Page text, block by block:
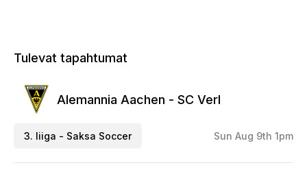
Tulevat tapahtumat
Alemannia Aachen - SC Verl
3. liiga - Saksa Soccer Sun Aug 9th 1pm